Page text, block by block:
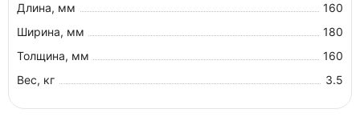
Длина, мм
160
Ширина, мм
180
Толщина, мм
160
Вес, кг
3.5